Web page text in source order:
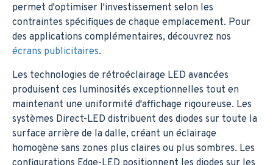
permet d'optimiser l'investissement selon les
contraintes spécifiques de chaque emplacement. Pour
des applications complémentaires, découvrez nos
écrans publicitaires.
Les technologies de rétroéclairage LED avancées
produisent ces luminosités exceptionnelles tout en
maintenant une uniformité d'affichage rigoureuse. Les
systèmes Direct-LED distribuent des diodes sur toute la
surface arrière de la dalle, créant un éclairage
homogène sans zones plus claires ou plus sombres. Les